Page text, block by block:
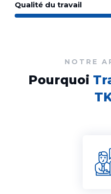
Qualité du travail
NOTRE
Pourquoi